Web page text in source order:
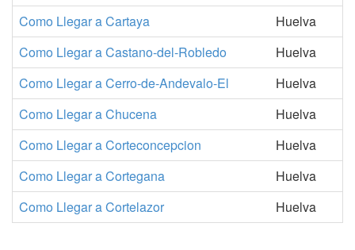
Como Llegar a Cartaya
Huelva
Como Llegar a Castano-del-Robledo
Huelva
Como Llegar a Cerro-de-Andevalo-El
Huelva
Como Llegar a Chucena
Huelva
Como Llegar a Corteconcepcion
Huelva
Como Llegar a Cortegana
Huelva
Como Llegar a Cortelazor
Huelva